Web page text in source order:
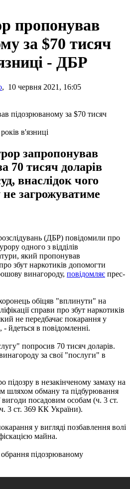
пропонував
за $70 тисяч
- ДБР
, 10 червня 2021, 16:05
в'язниці
запропонував
70 тисяч доларів
внаслідок чого
загрожуватиме
(ДБР) повідомили про
одного з відділів
який пропонував
збут наркотиків допомогти
винагороду, повідомляє прес-
обіцяв "вплинути" на
справи про збут наркотиків
не передбачає покарання у
- йдеться в повідомленні.
попросив 70 тисяч доларів.
за свої "послуги" в
підозру в незакінченому замаху на
шляхом обману та підбурювання
посадовим особам (ч. 3 ст.
3 ст. 369 КК України).
у вигляді позбавлення волі
майна.
підозрюваному